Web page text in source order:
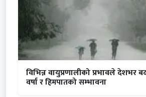
विभिन्न वायुप्रणालीको प्रभावले देशभर
वर्षा र हिमपातको सम्भावना